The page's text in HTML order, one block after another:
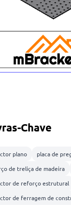
Chave
plano placa de
de treliça de madeira
de reforço estrutural
de ferragem de